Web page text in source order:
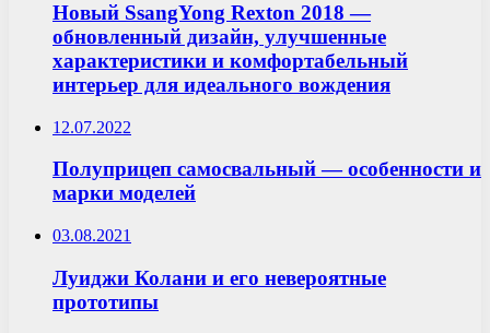
Новый SsangYong Rexton 2018 —
обновленный дизайн, улучшенные
характеристики и комфортабельный
интерьер для идеального вождения
12.07.2022
Полуприцеп самосвальный — особенности и
марки моделей
03.08.2021
Луиджи Колани и его невероятные
прототипы